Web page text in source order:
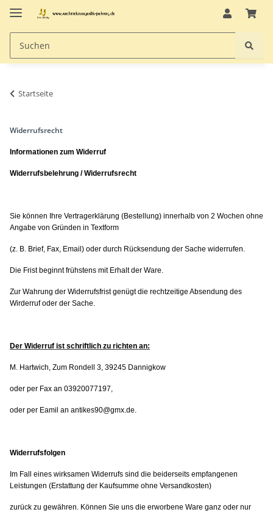
Startseite
Widerrufsrecht
Informationen zum Widerruf
Widerrufsbelehrung / Widerrufsrecht
Sie können Ihre Vertragerklärung (Bestellung) innerhalb von 2 Wochen ohne
Angabe von Gründen in Textform
(z. B. Brief, Fax, Email) oder durch Rücksendung der Sache widerrufen.
Die Frist beginnt frühstens mit Erhalt der Ware.
Zur Wahrung der Widerrufsfrist genügt die rechtzeitige Absendung des
Wirderruf oder der Sache.
Der Widerruf ist schriftlich zu richten an:
M. Hartwich, Zum Rondell 3, 39245 Dannigkow
oder per Fax an 03920077197,
oder per Eamil an antikes90@gmx.de.
Widerrufsfolgen
Im Fall eines wirksamen Widerrufs sind die beiderseits empfangenen
Leistungen (Erstattung der Kaufsumme ohne Versandkosten)
zurück zu gewähren. Können Sie uns die erworbene Ware ganz oder nur